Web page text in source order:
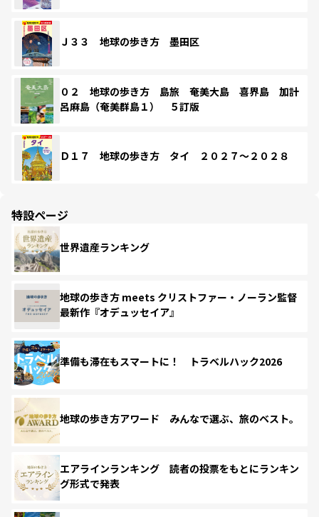
Ｊ３３ 地球の歩き方 墨田区
０２ 地球の歩き方 島旅 奄美大島 喜界島 加計
呂麻島（奄美群島１） ５訂版
Ｄ１７ 地球の歩き方 タイ ２０２７～２０２８
特設ページ
世界遺産ランキング
地球の歩き方 meets クリストファー・ノーラン監督
最新作『オデュッセイア』
準備も滞在もスマートに！ トラベルハック2026
地球の歩き方アワード みんなで選ぶ、旅のベスト。
エアラインランキング 読者の投票をもとにランキン
グ形式で発表